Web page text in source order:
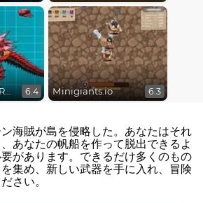
Battle Robot T-Rex Age 6.4 Minigiants.io 6.3
海賊が島を侵略した。あなたはそれ
あなたの帆船を作って脱出できるよ
があります。できるだけ多くのもの
集め、新しい武器を手に入れ、冒険
さい。